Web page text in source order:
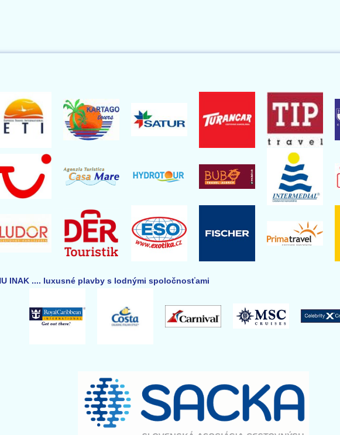
INAK .... luxusné plavby s lodnými spoločnosťami